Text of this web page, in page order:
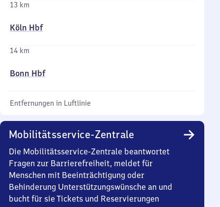
13 km
Köln Hbf
14 km
Bonn Hbf
Entfernungen in Luftlinie
Mobilitätsservice-Zentrale
Die Mobilitätsservice-Zentrale beantwortet
Fragen zur Barrierefreiheit, meldet für
Menschen mit Beeinträchtigung oder
Behinderung Unterstützungswünsche an und
bucht für sie Tickets und Reservierungen